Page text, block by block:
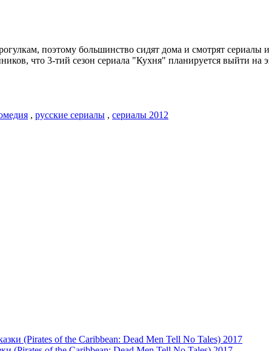
поэтому большинство сидят дома и смотрят
что 3-тий сезон сериала "Кухня" планируется выйти
, русские сериалы , сериалы 2012